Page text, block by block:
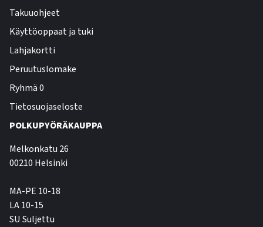
Takuuohjeet
Käyttöoppaat ja tuki
Lahjakortti
Peruutuslomake
Ryhmä 0
Tietosuojaseloste
POLKUPYÖRÄKAUPPA
Melkonkatu 26
00210 Helsinki
MA-PE 10-18
LA 10-15
SU Suljettu